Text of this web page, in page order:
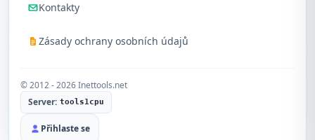
Kontakty
Zásady ochrany osobních údajů
© 2012 - 2026 Inettools.net
Server: tools1cpu
Přihlaste se